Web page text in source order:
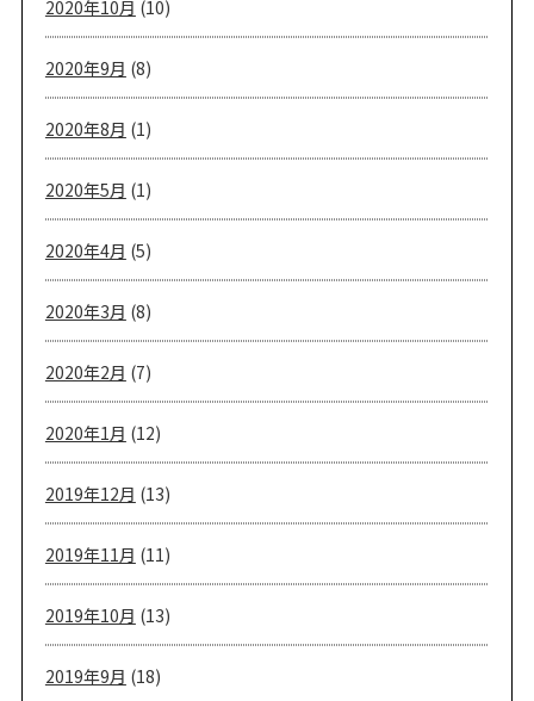
2020年10月 (10)
2020年9月 (8)
2020年8月 (1)
2020年5月 (1)
2020年4月 (5)
2020年3月 (8)
2020年2月 (7)
2020年1月 (12)
2019年12月 (13)
2019年11月 (11)
2019年10月 (13)
2019年9月 (18)